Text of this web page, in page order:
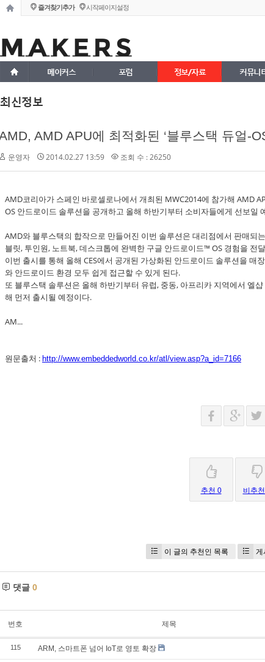
즐겨찾기추가 시작페이지설정
메이커스 포럼 정보/자료 커뮤니
최신정보
운영자 2014.02.27 13:59 조회 수 : 26250
AMD코리아가 스페인 바로셀로나에서 개최된 MWC2014에 참가해 AMD
OS 안드로이드 솔루션을 공개하고 올해 하반기부터 소비자들에게 선보일
AMD와 블루스택의 합작으로 만들어진 이번 솔루션은 대리점에서 판매되
블릿, 투인원, 노트북, 데스크톱에 완벽한 구글 안드로이드™ OS 경험을 전
이번 출시를 통해 올해 CES에서 공개된 가상화된 안드로이드 솔루션을 매
와 안드로이드 환경 모두 쉽게 접근할 수 있게 된다.
또 블루스택 솔루션은 올해 하반기부터 유럽, 중동, 아프리카 지역에서 엘
해 먼저 출시될 예정이다.
AM...
원문출처 : http://www.embeddedworld.co.kr/atl/view.asp?a_id=7166
추천 0 비추
이 글의 추천인 목록 게
댓글 0
번호 제목
115 ARM, 스마트폰 넘어 IoT로 영토 확장